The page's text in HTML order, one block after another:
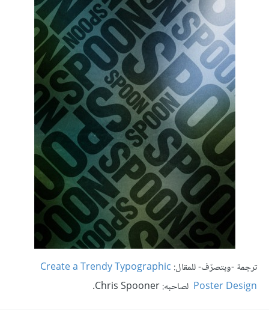
ترجمة -وبتصرّف- للمقال: Create a Trendy Typographic
Poster Design لصاحبه:Chris Spooner.